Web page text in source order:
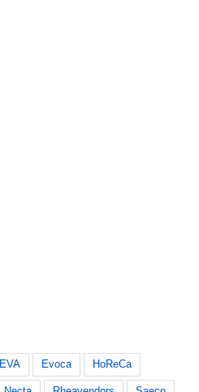
EVA Evoca HoReCa